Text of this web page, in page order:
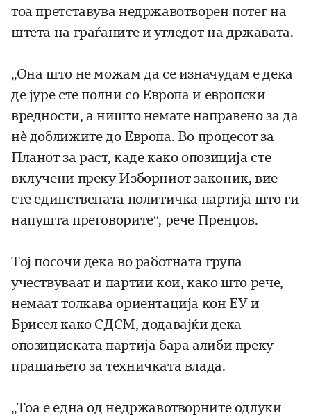
тоа претставува недржавотворен потег на
штета на граѓаните и угледот на државата.
„Она што не можам да се изначудам е дека
де јуре сте полни со Европа и европски
вредности, а ништо немате направено за да
нè доближите до Европа. Во процесот за
Планот за раст, каде како опозиција сте
вклучени преку Изборниот законик, вие
сте единствената политичка партија што ги
напушта преговорите“, рече Пренџов.
Тој посочи дека во работната група
учествуваат и партии кои, како што рече,
немаат толкава ориентација кон ЕУ и
Брисел како СДСМ, додавајќи дека
опозициската партија бара алиби преку
прашањето за техничката влада.
„Тоа е една од недржавотворните одлуки